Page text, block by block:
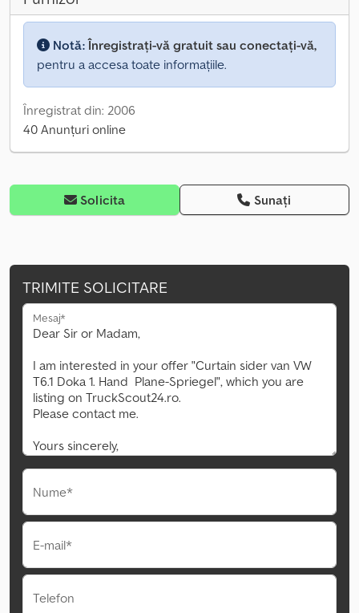
Notă:Înregistrați-vă gratuit sau conectați-vă,
pentru a accesa toate informațiile.
Înregistrat din: 2006
40 Anunțuri online
Solicita Sunați
TRIMITE SOLICITARE
Mesaj*
Nume*
E-mail*
Telefon